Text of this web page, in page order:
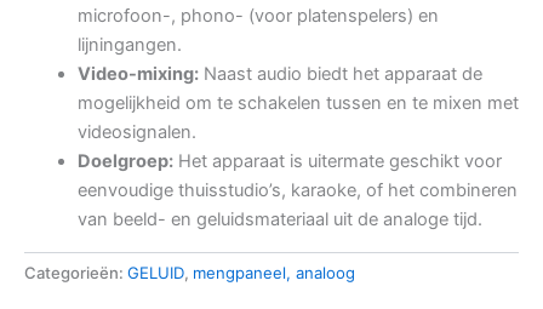
microfoon-, phono- (voor platenspelers) en
lijningangen.
Video-mixing:Naast audio biedt het apparaat de
mogelijkheid om te schakelen tussen en te mixen met
videosignalen.
Doelgroep:Het apparaat is uitermate geschikt voor
eenvoudige thuisstudio’s, karaoke, of het combineren
van beeld- en geluidsmateriaal uit de analoge tijd.
Categorieën: GELUID, mengpaneel, analoog